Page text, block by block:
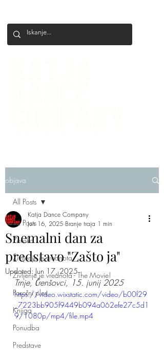
objava
All Posts
Ženska
Življenje je vrednota
Življenje je vrednota - The Movie!
Poročni ples
Knjiga
Ponudba
Predstave
All Posts
Snemalni dan za
predstavo "Zašto ja"
Katja Dance Company
Jun 16, 2025 Branje traja 1 min
Updated: Jun 17, 2025
Trnje, Črenšovci, 15. junij 2025
https://video.wixstatic.com/video/b00f29
_7223bb905f9449b094a062efe27c5d1
9/1080p/mp4/file.mp4